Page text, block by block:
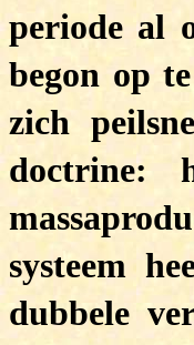
periode al
begon op
zich
doctrine:
systeem
dubbele